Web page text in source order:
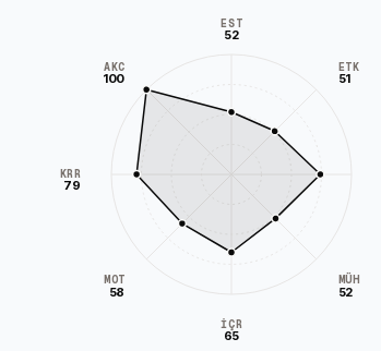
EST
52
ETK
51
MÜH
52
İÇR
65
MOT
58
KRR
79
AKC
100